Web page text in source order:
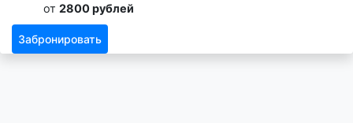
от 2800 рублей
Забронировать